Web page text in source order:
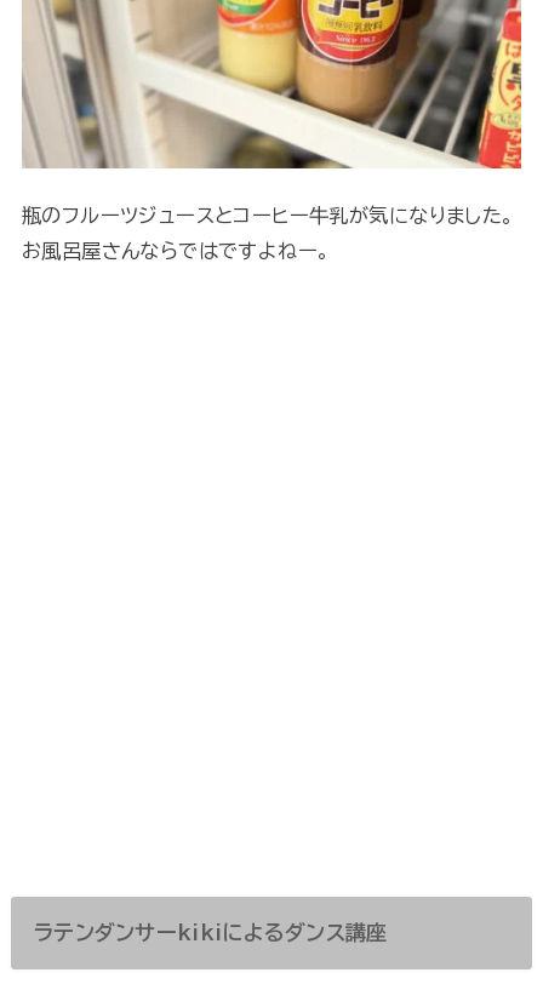
瓶のフルーツジュースとコーヒー牛乳が気になりました。
お風呂屋さんならではですよねー。
ラテンダンサーkikiによるダンス講座